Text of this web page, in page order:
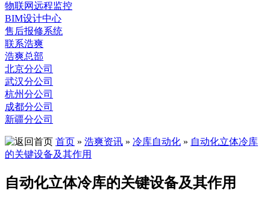
物联网远程监控
BIM设计中心
售后报修系统
联系浩爽
浩爽总部
北京分公司
武汉分公司
杭州分公司
成都分公司
新疆分公司
首页 » 浩爽资讯 » 冷库自动化 » 自动化立体冷库
的关键设备及其作用
自动化立体冷库的关键设备及其作用